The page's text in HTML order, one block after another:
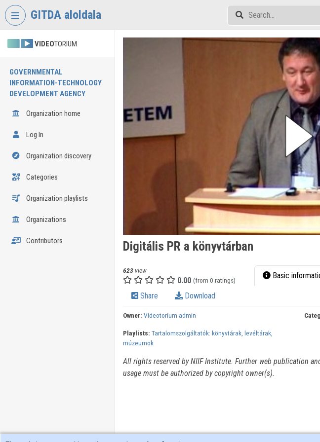
Skip header
GITDA aloldala
VIDEOTORIUM
GOVERNMENTAL
INFORMATION-TECHNOLOGY
DEVELOPMENT AGENCY
Organization home
Log In
Organization discovery
Categories
Organization playlists
Organizations
Contributors Digitális PR a könyvtárban
623view
0.00 (from 0 ratings) Basic
Share Download
Owner: Videotorium admin
Playlists: Tartalomszolgáltatók: könyvtárak, levéltárak,
múzeumok
All rights reserved by NIIF Institute. Further web publication
usage must be authorized by copyright owner(s).